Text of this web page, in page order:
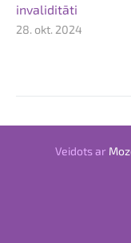
invaliditāti
28. okt. 2024
Veidots ar